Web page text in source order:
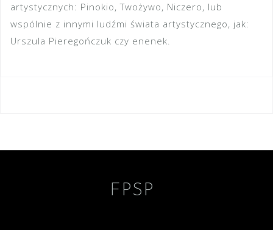
artystycznych: Pinokio, Twożywo, Niczero, lub
wspólnie z innymi ludźmi świata artystycznego, jak:
Urszula Pieregończuk czy enenek.
FPSP